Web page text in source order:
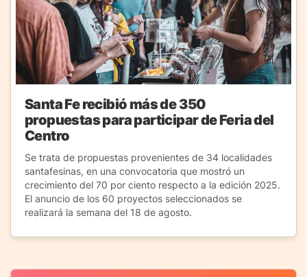
Santa Fe recibió más de 350
propuestas para participar de Feria del
Centro
Se trata de propuestas provenientes de 34 localidades
santafesinas, en una convocatoria que mostró un
crecimiento del 70 por ciento respecto a la edición 2025.
El anuncio de los 60 proyectos seleccionados se
realizará la semana del 18 de agosto.